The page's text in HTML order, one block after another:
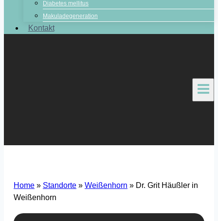
Diabetes mellitus
Makuladegeneration
Kontakt
Home » Standorte » Weißenhorn » Dr. Grit Häußler in
Weißenhorn